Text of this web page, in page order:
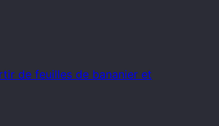
de feuilles de bananier et